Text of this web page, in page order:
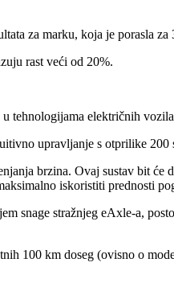
za marku, koja je porasla
rast veći od 20%.
električnih
upravljanje s otprilike
brzina. Ovaj sustav bit će
iskoristiti prednosti
snage stražnjeg eAxle-a,
100 km doseg (ovisno o